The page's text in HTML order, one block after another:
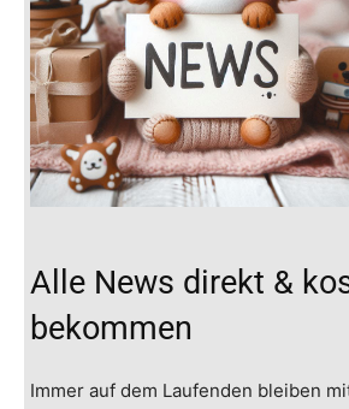
Alle News direkt &
bekommen
Immer auf dem Laufenden bleiben